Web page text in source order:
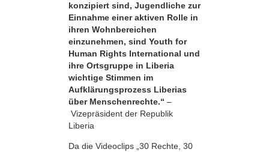
konzipiert sind, Jugendliche zur
Einnahme einer aktiven Rolle in
ihren Wohnbereichen
einzunehmen, sind Youth for
Human Rights International und
ihre Ortsgruppe in Liberia
wichtige Stimmen im
Aufklärungsprozess Liberias
über Menschenrechte.“ –
Vizepräsident der Republik
Liberia
Da die Videoclips „30 Rechte, 30